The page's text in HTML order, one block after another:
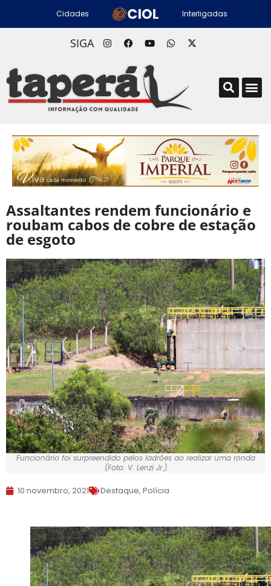
Cidades Interligadas
SIGA
Assaltantes rendem funcionário e
roubam cabos de cobre de estação
de esgoto
Funcionário foi surpreendido pelos ladrões ao realizar uma ronda
(Foto: V. Lenzi Jr.)
10 novembro, 2021 Destaque, Polícia